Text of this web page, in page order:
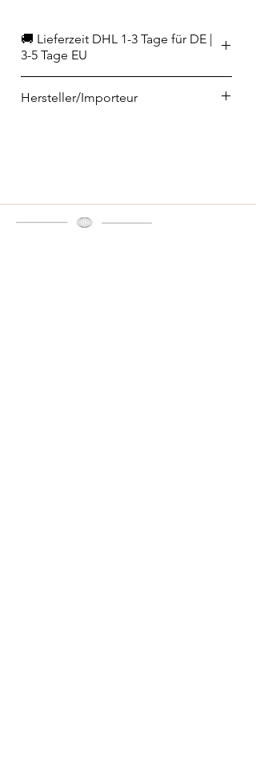
🚚 Lieferzeit DHL 1-3 Tage für DE |
3-5 Tage EU
Hersteller/Importeur
info@goldscherben.de